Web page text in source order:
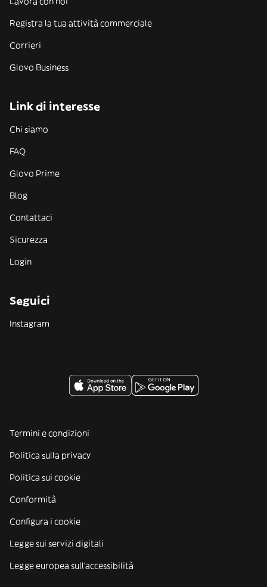
Registra la tua attività commerciale
Corrieri
Glovo Business
Link di interesse
Chi siamo
FAQ
Glovo Prime
Blog
Contattaci
Sicurezza
Login
Seguici
Instagram
Termini e condizioni
Politica sulla privacy
Politica sui cookie
Conformità
Configura i cookie
Legge sui servizi digitali
Legge europea sull'accessibilità